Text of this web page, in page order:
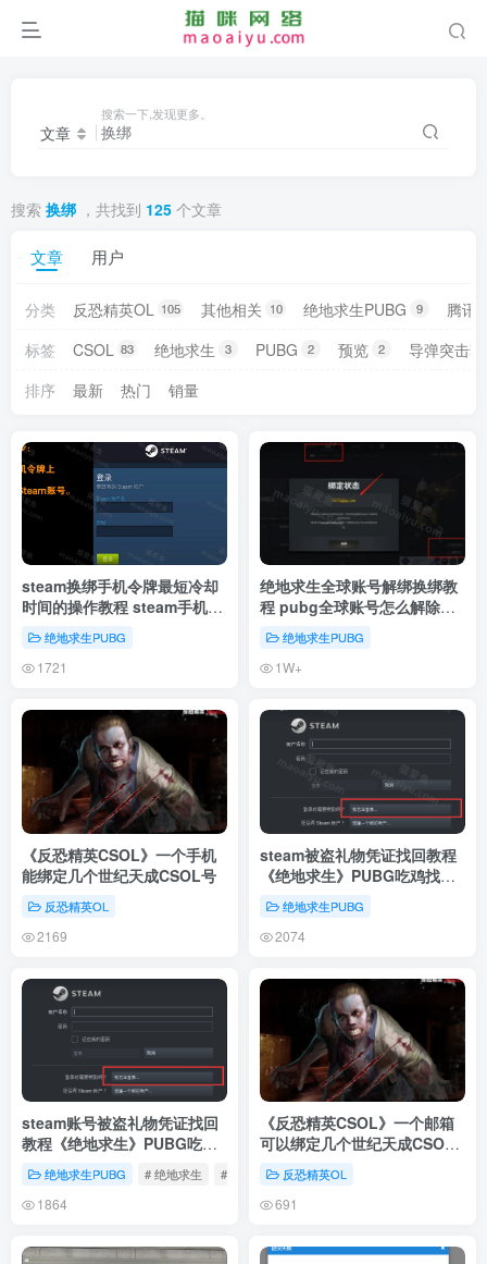
文章
搜索一下,发现更多。
搜索 换绑 ，共找到 125 个文章
文章 用户
分类 反恐精英OL 105 其他相关 10 绝地求生PUBG 9
腾讯
标签
CSOL 83 绝地求生 3 PUBG 2 预览 2
导弹突击
排序
最新 热门 销量
steam换绑手机令牌最短冷却
时间的操作教程 steam手机令
牌怎么快速过15天
绝地求生PUBG
1721
绝地求生全球账号解绑换绑教
程 pubg全球账号怎么解除换
绝地求生PUBG
1W+
《反恐精英CSOL》一个手机
能绑定几个世纪天成CSOL号
反恐精英OL
2169
steam被盗礼物凭证找回教程
《绝地求生》PUBG吃鸡找回
账号教程
绝地求生PUBG
2074
steam账号被盗礼物凭证找回
教程《绝地求生》PUBG吃鸡
找回账号教程
绝地求生PUBG # 绝地求生 # PUBG
1864
《反恐精英CSOL》一个邮箱
可以绑定几个世纪天成CSOL
号
反恐精英OL
691